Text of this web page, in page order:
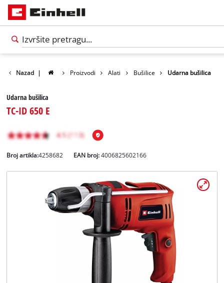
Nazad | Proizvodi Alati Bušilice Udarna bušilica
Udarna bušilica
TC-ID 650 E
Broj artikla:4258682 EAN broj:4006825602166